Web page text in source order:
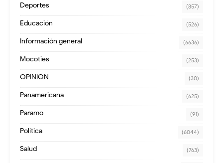
Deportes (857)
Educación (526)
Información general (6636)
Mocoties (253)
OPINION (30)
Panamericana (625)
Paramo (91)
Política (6044)
Salud (763)